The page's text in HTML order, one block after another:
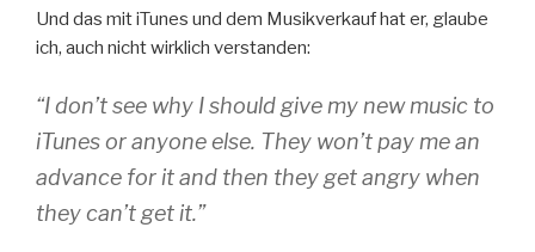
Und das mit iTunes und dem Musikverkauf hat er, glaube
ich, auch nicht wirklich verstanden:
“I don’t see why I should give my new music to
iTunes or anyone else. They won’t pay me an
advance for it and then they get angry when
they can’t get it.”